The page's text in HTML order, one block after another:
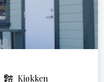
Kjøkken